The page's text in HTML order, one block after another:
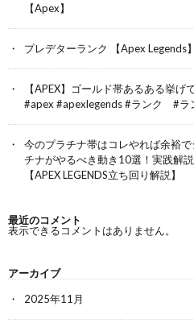
【Apex】
プレデターランク 【Apex Legends】
【APEX】ゴールド帯あるある挙
#apex #apexlegends #ランク #ラ
今のプラチナ帯はコレやれば余裕
チナがやるべき動き10選！実践解
【APEX LEGENDS立ち回り解説】
最近のコメント
表示できるコメントはありません。
アーカイブ
2025年11月